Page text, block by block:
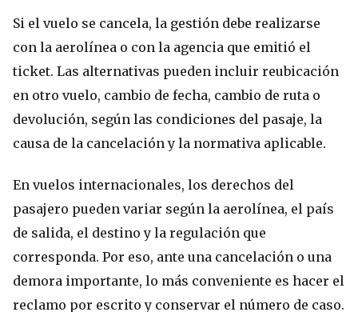
Si el vuelo se cancela, la gestión debe realizarse
con la aerolínea o con la agencia que emitió el
ticket. Las alternativas pueden incluir reubicación
en otro vuelo, cambio de fecha, cambio de ruta o
devolución, según las condiciones del pasaje, la
causa de la cancelación y la normativa aplicable.
En vuelos internacionales, los derechos del
pasajero pueden variar según la aerolínea, el país
de salida, el destino y la regulación que
corresponda. Por eso, ante una cancelación o una
demora importante, lo más conveniente es hacer el
reclamo por escrito y conservar el número de caso.